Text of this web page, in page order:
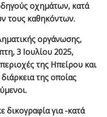
οχημάτων, κατά
τους καθηκόντων.
οργάνωσης,
3 Ιουλίου 2025,
της Ηπείρου και
της οποίας
δικογραφία για -κατά